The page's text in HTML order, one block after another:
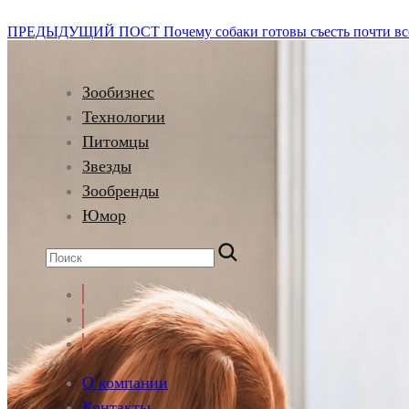
Зообизнес
Технологии
Питомцы
Звезды
Зообренды
Юмор
О компании
ПРЕДЫДУЩИЙ ПОСТ Почему собаки готовы съесть почти